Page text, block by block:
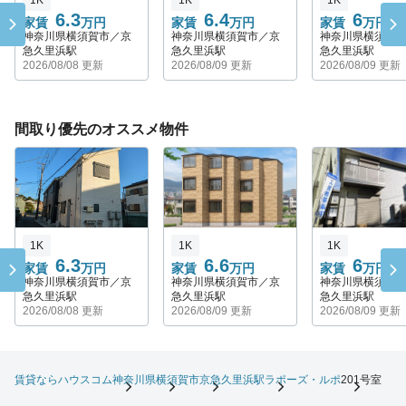
家賃 6.3万円
神奈川県横須賀市／京
急久里浜駅
2026/08/08 更新
家賃 6.4万円
神奈川県横須賀市／京
急久里浜駅
2026/08/09 更新
家賃 6万円
神奈川県横須賀
急久里浜駅
2026/08/09 更新
間取り優先のオススメ物件
家賃 6.3万円
1K
神奈川県横須賀市／京
急久里浜駅
2026/08/08 更新
家賃 6.6万円
1K
神奈川県横須賀市／京
急久里浜駅
2026/08/09 更新
家賃 6万円
1K
神奈川県横須賀
急久里浜駅
2026/08/09 更新
賃貸ならハウスコム神奈川県横須賀市京急久里浜駅ラポーズ・ルポ201号室